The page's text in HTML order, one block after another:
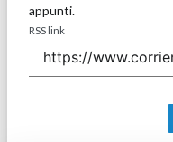
appunti.
RSS link